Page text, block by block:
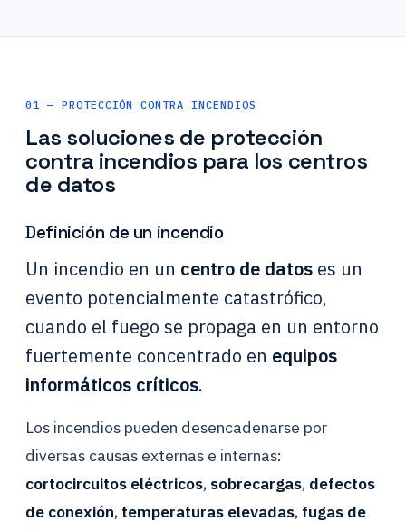
01 — PROTECCIÓN CONTRA INCENDIOS
Las soluciones de protección
contra incendios para los centros
de datos
Definición de un incendio
Un incendio en un centro de datos es un
evento potencialmente catastrófico,
cuando el fuego se propaga en un entorno
fuertemente concentrado en equipos
informáticos críticos.
Los incendios pueden desencadenarse por
diversas causas externas e internas:
cortocircuitos eléctricos,sobrecargas, defectos
de conexión, temperaturas elevadas, fugas de